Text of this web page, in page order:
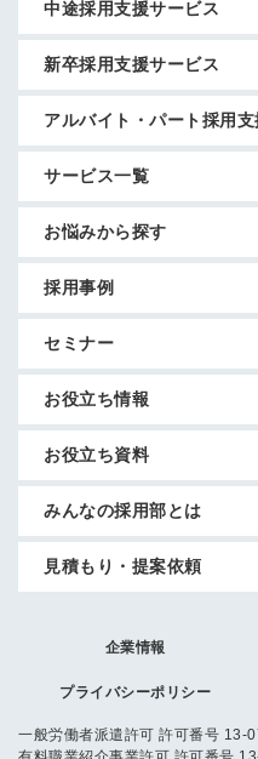
中途採用支援サービス
新卒採用支援サービス
アルバイト・パート採用
サービス一覧
お悩みから探す
採用事例
セミナー
お役立ち情報
お役立ち資料
みんなの採用部とは
見積もり・提案依頼
企業情報
プライバシーポリシー
一般労働者派遣許可 許可番号